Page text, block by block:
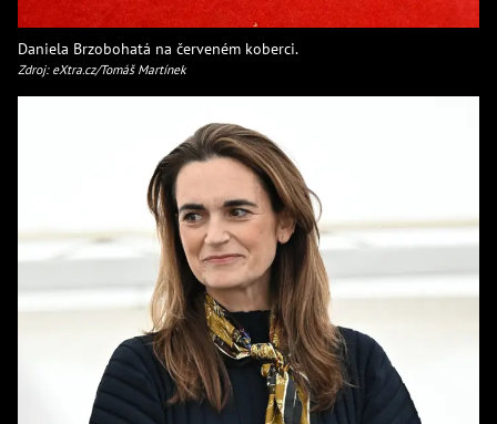
Daniela Brzobohatá na červeném koberci.
Zdroj: eXtra.cz/Tomáš Martínek